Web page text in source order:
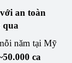
an toàn
qua
năm tại Mỹ
ca